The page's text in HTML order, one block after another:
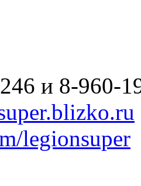
и 8-960-
legionsuper